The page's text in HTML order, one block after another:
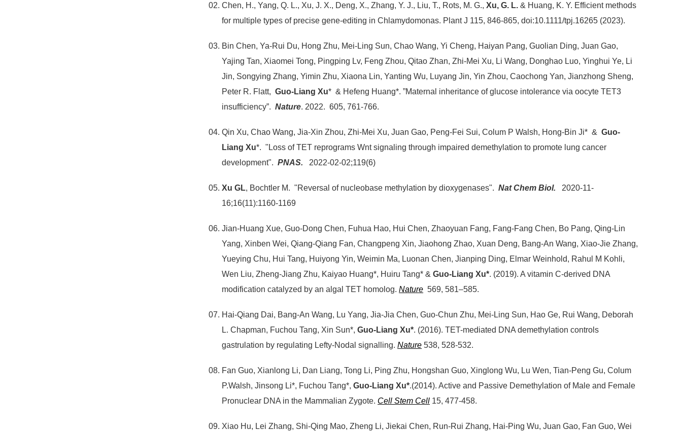
Chen, H., Yang, Q. L., Xu, J. X., Deng, X., Zhang, Y. J., Liu, T., Rots, M. G.,Xu, G. L.& Huang, K. Y. Efficient methods
for multiple types of precise gene-editing in Chlamydomonas. Plant J 115, 846-865, doi:10.1111/tpj.16265 (2023).
Bin Chen, Ya-Rui Du, Hong Zhu, Mei-Ling Sun, Chao Wang, Yi Cheng, Haiyan Pang, Guolian Ding, Juan Gao,
Yajing Tan, Xiaomei Tong, Pingping Lv, Feng Zhou, Qitao Zhan, Zhi-Mei Xu, Li Wang, Donghao Luo, Yinghui Ye, Li
Jin, Songying Zhang, Yimin Zhu, Xiaona Lin, Yanting Wu, Luyang Jin, Yin Zhou, Caochong Yan, Jianzhong Sheng,
Peter R. Flatt,Guo-Liang Xu* & Hefeng Huang*. ”Maternal inheritance of glucose intolerance via oocyte TET3
insufficiency”.Nature. 2022. 605, 761-766.
Qin Xu, Chao Wang, Jia-Xin Zhou, Zhi-Mei Xu, Juan Gao, Peng-Fei Sui, Colum P Walsh, Hong-Bin Ji* &Guo-
Liang Xu*. "Loss of TET reprograms Wnt signaling through impaired demethylation to promote lung cancer
development".PNAS. 2022-02-02;119(6)
Xu GL, Bochtler M. "Reversal of nucleobase methylation by dioxygenases".Nat Chem Biol. 2020-11-
16;16(11):1160-1169
Jian-Huang Xue, Guo-Dong Chen, Fuhua Hao, Hui Chen, Zhaoyuan Fang, Fang-Fang Chen, Bo Pang, Qing-Lin
Yang, Xinben Wei, Qiang-Qiang Fan, Changpeng Xin, Jiaohong Zhao, Xuan Deng, Bang-An Wang, Xiao-Jie Zhang,
Yueying Chu, Hui Tang, Huiyong Yin, Weimin Ma, Luonan Chen, Jianping Ding, Elmar Weinhold, Rahul M Kohli,
Wen Liu, Zheng-Jiang Zhu, Kaiyao Huang*, Huiru Tang* &Guo-Liang Xu*. (2019). A vitamin C-derived DNA
modification catalyzed by an algal TET homolog.Nature 569, 581–585.
Hai-Qiang Dai, Bang-An Wang, Lu Yang, Jia-Jia Chen, Guo-Chun Zhu, Mei-Ling Sun, Hao Ge, Rui Wang, Deborah
L. Chapman, Fuchou Tang, Xin Sun*,Guo-Liang Xu*. (2016). TET-mediated DNA demethylation controls
gastrulation by regulating Lefty-Nodal signalling.Nature 538, 528-532.
Fan Guo, Xianlong Li, Dan Liang, Tong Li, Ping Zhu, Hongshan Guo, Xinglong Wu, Lu Wen, Tian-Peng Gu, Colum
P.Walsh, Jinsong Li*, Fuchou Tang*,Guo-Liang Xu*.(2014). Active and Passive Demethylation of Male and Female
Pronuclear DNA in the Mammalian Zygote. Cell Stem Cell 15, 477-458.
Xiao Hu, Lei Zhang, Shi-Qing Mao, Zheng Li, Jiekai Chen, Run-Rui Zhang, Hai-Ping Wu, Juan Gao, Fan Guo, Wei